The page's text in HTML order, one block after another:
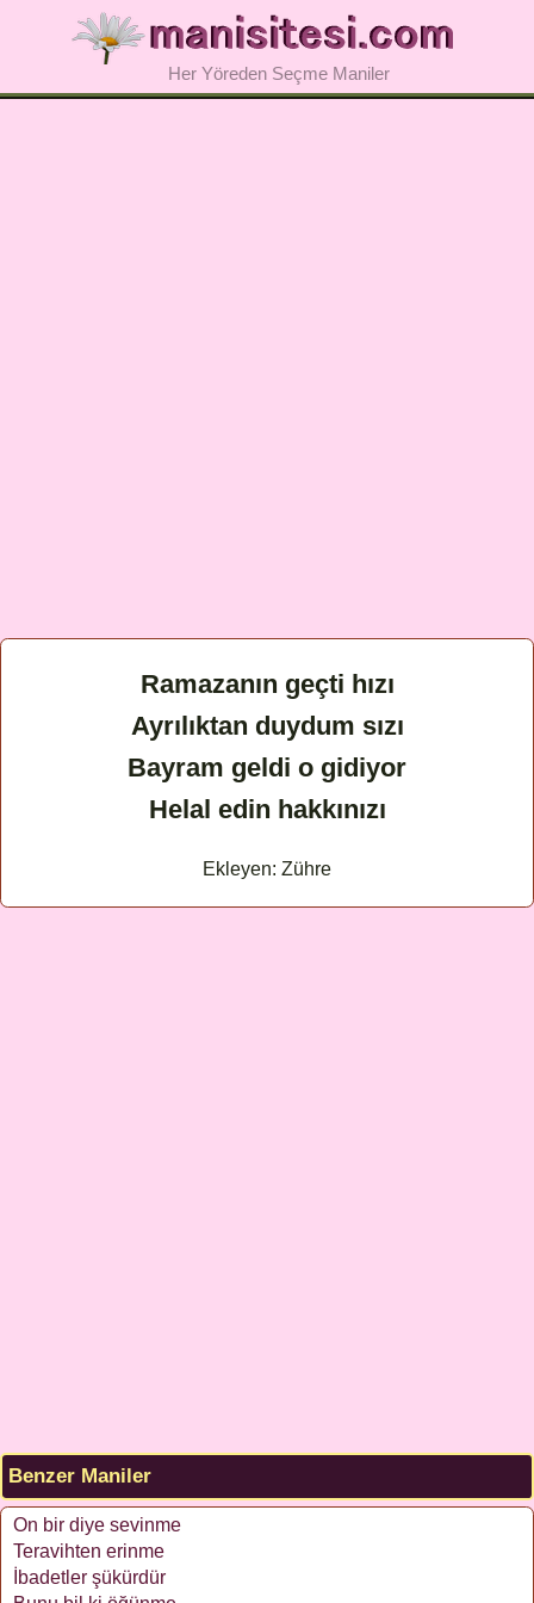
Her Yöreden Seçme Maniler
Ramazanın geçti hızı
Ayrılıktan duydum sızı
Bayram geldi o gidiyor
Helal edin hakkınızı
Ekleyen: Zühre
Benzer Maniler
On bir diye sevinme
Teravihten erinme
İbadetler şükürdür